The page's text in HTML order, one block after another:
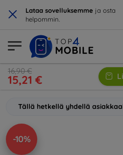
× Lataa sovelluksemme ja osta
helpommin.
16,90 €
15,21 €
Tällä hetkellä yhdellä
-10%